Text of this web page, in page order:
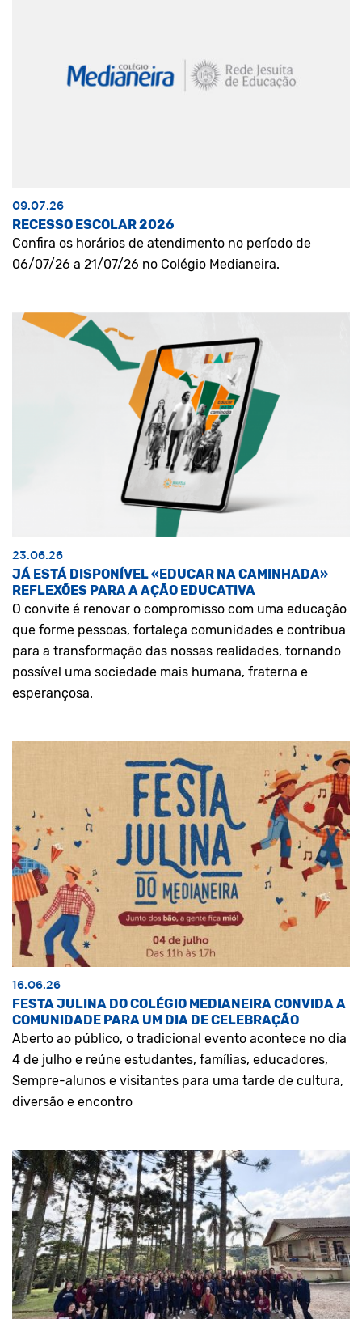
09.07.26
RECESSO ESCOLAR 2026
Confira os horários de atendimento no período de
06/07/26 a 21/07/26 no Colégio Medianeira.
23.06.26
JÁ ESTÁ DISPONÍVEL «EDUCAR NA CAMINHADA»
REFLEXÕES PARA A AÇÃO EDUCATIVA
O convite é renovar o compromisso com uma educação
que forme pessoas, fortaleça comunidades e contribua
para a transformação das nossas realidades, tornando
possível uma sociedade mais humana, fraterna e
esperançosa.
16.06.26
FESTA JULINA DO COLÉGIO MEDIANEIRA CONVIDA A
COMUNIDADE PARA UM DIA DE CELEBRAÇÃO
Aberto ao público, o tradicional evento acontece no dia
4 de julho e reúne estudantes, famílias, educadores,
Sempre-alunos e visitantes para uma tarde de cultura,
diversão e encontro